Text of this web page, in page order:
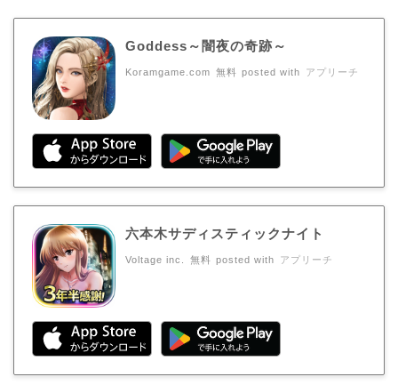
Goddess～闇夜の奇跡～
Koramgame.com 無料 posted with アプリーチ
六本木サディスティックナイト
Voltage inc. 無料 posted with アプリーチ